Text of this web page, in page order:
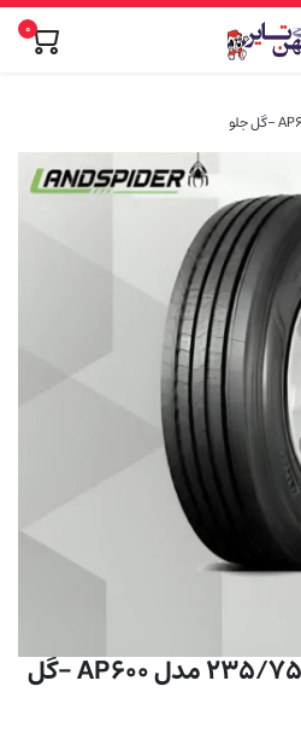
۰
تایر لند اسپایدر 235/75/17.5 مدل AP600 -گل